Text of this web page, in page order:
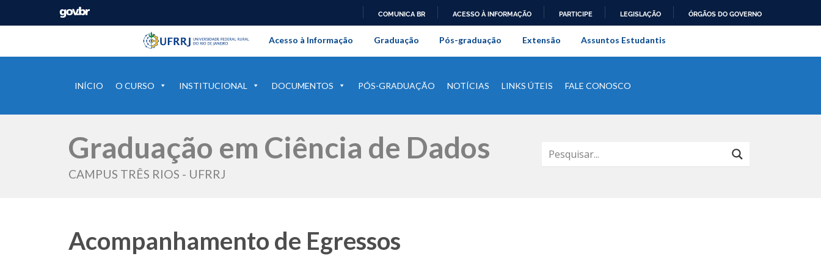
PARA
O
COMUNICA BR ACESSO À INFORMAÇÃO PARTICIPE LEGISLAÇÃO ÓRGÃOS DO GOVERNO
Pular barra institucional
Barra institucional da Universidade Federal Rural do Rio de Janeiro
Acesso à Informação Graduação Pós-graduação Extensão Assuntos Estudantis
INÍCIO O CURSO INSTITUCIONAL DOCUMENTOS PÓS-GRADUAÇÃO NOTÍCIAS LINKS ÚTEIS FALE CONOSCO
Graduação em Ciência de Dados
CAMPUS TRÊS RIOS - UFRRJ
Acompanhamento de Egressos